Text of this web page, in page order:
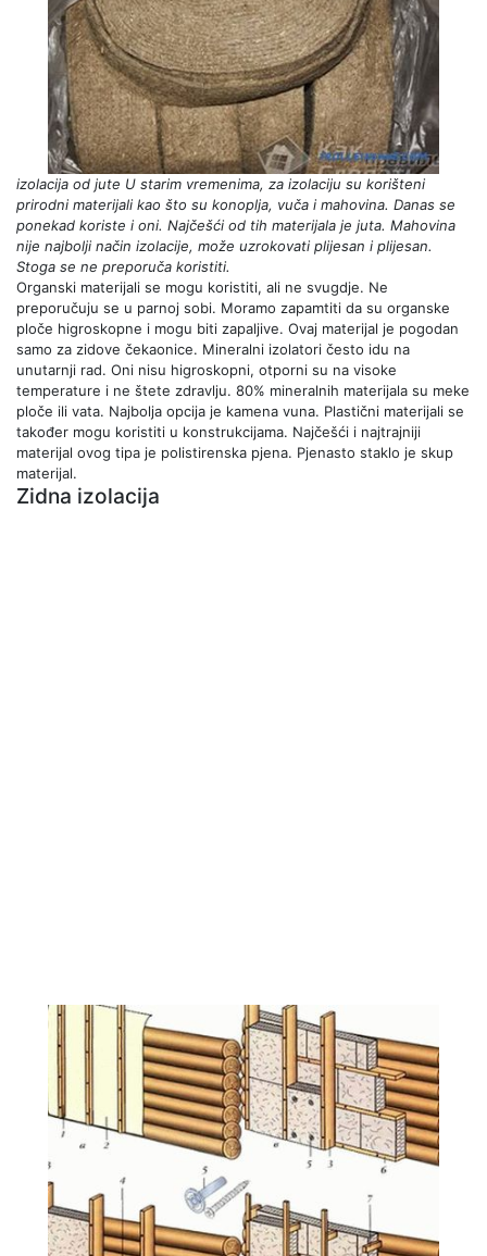
izolacija od jute U starim vremenima, za izolaciju su korišteni
prirodni materijali kao što su konoplja, vuča i mahovina. Danas se
ponekad koriste i oni. Najčešći od tih materijala je juta. Mahovina
nije najbolji način izolacije, može uzrokovati plijesan i plijesan.
Stoga se ne preporuča koristiti.
Organski materijali se mogu koristiti, ali ne svugdje. Ne
preporučuju se u parnoj sobi. Moramo zapamtiti da su organske
ploče higroskopne i mogu biti zapaljive. Ovaj materijal je pogodan
samo za zidove čekaonice. Mineralni izolatori često idu na
unutarnji rad. Oni nisu higroskopni, otporni su na visoke
temperature i ne štete zdravlju. 80% mineralnih materijala su meke
ploče ili vata. Najbolja opcija je kamena vuna. Plastični materijali se
također mogu koristiti u konstrukcijama. Najčešći i najtrajniji
materijal ovog tipa je polistirenska pjena. Pjenasto staklo je skup
materijal.
Zidna izolacija